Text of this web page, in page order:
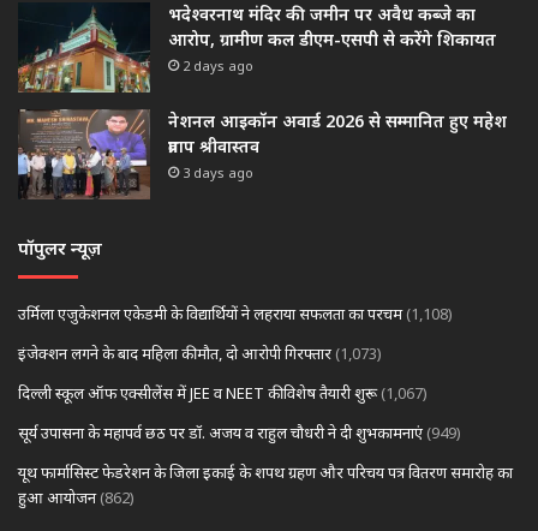
भदेश्वरनाथ मंदिर की जमीन पर अवैध कब्जे का
आरोप, ग्रामीण कल डीएम-एसपी से करेंगे शिकायत
2 days ago
नेशनल आइकॉन अवार्ड 2026 से सम्मानित हुए महेश
प्रताप श्रीवास्तव
3 days ago
पॉपुलर न्यूज़
उर्मिला एजुकेशनल एकेडमी के विद्यार्थियों ने लहराया सफलता का परचम (1,108)
इंजेक्शन लगने के बाद महिला की मौत, दो आरोपी गिरफ्तार (1,073)
दिल्ली स्कूल ऑफ एक्सीलेंस में JEE व NEET की विशेष तैयारी शुरू (1,067)
सूर्य उपासना के महापर्व छठ पर डॉ. अजय व राहुल चौधरी ने दी शुभकामनाएं (949)
यूथ फार्मासिस्ट फेडरेशन के जिला इकाई के शपथ ग्रहण और परिचय पत्र वितरण समारोह का
हुआ आयोजन (862)